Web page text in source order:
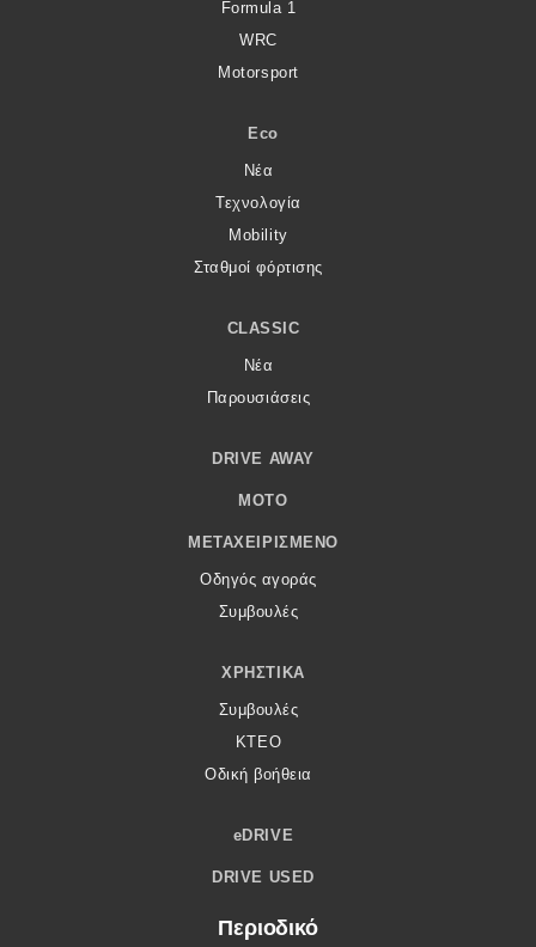
Formula 1
WRC
Motorsport
Eco
Νέα
Τεχνολογία
Mobility
Σταθμοί φόρτισης
CLASSIC
Νέα
Παρουσιάσεις
DRIVE AWAY
MOTO
ΜΕΤΑΧΕΙΡΙΣΜΈΝΟ
Οδηγός αγοράς
Συμβουλές
ΧΡΗΣΤΙΚΆ
Συμβουλές
ΚΤΕΟ
Οδική βοήθεια
eDRIVE
DRIVE USED
Περιοδικό